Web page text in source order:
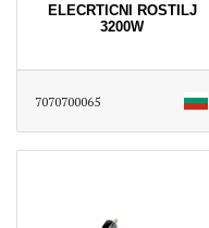
ELECRTICNI ROSTILJ
3200W
7070700065